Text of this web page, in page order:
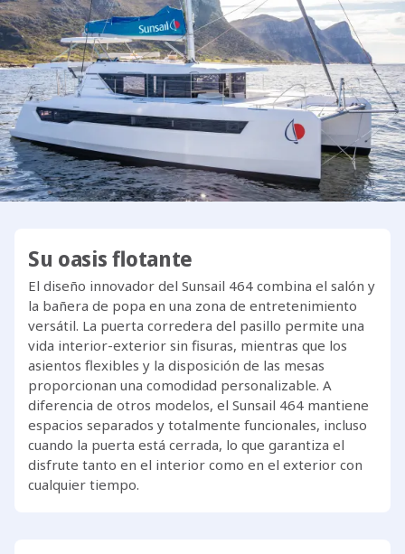
Su oasis flotante
El diseño innovador del Sunsail 464 combina el salón y
la bañera de popa en una zona de entretenimiento
versátil. La puerta corredera del pasillo permite una
vida interior-exterior sin fisuras, mientras que los
asientos flexibles y la disposición de las mesas
proporcionan una comodidad personalizable. A
diferencia de otros modelos, el Sunsail 464 mantiene
espacios separados y totalmente funcionales, incluso
cuando la puerta está cerrada, lo que garantiza el
disfrute tanto en el interior como en el exterior con
cualquier tiempo.